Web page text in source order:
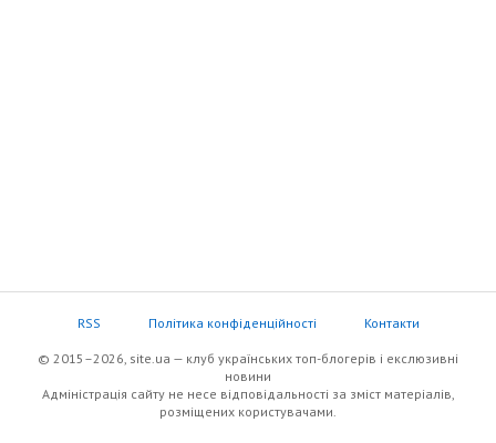
RSS Політика конфіденційності Контакти
© 2015–2026, site.ua — клуб українських топ-блогерів i екслюзивнi
новини
Адміністрація сайту не несе відповідальності за зміст матеріалів,
розміщених користувачами.